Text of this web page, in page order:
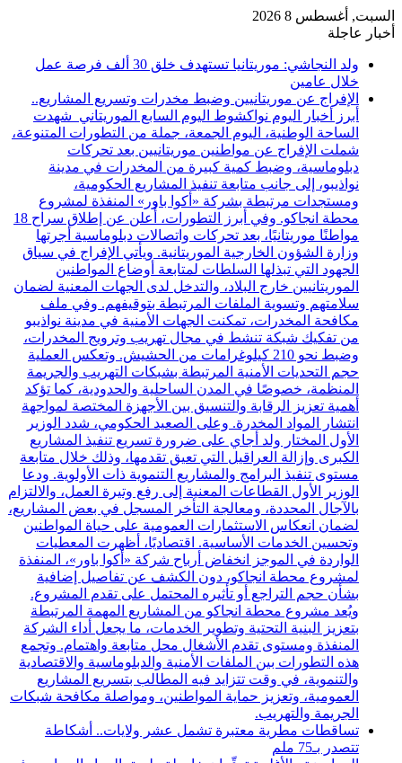
السبت, أغسطس 8 2026
أخبار عاجلة
ولد النجاشي: موريتانيا تستهدف خلق 30 ألف فرصة عمل
خلال عامين
الإفراج عن موريتانيين وضبط مخدرات وتسريع المشاريع..
أبرز أخبار اليوم نواكشوط اليوم السابع الموريتاني شهدت
الساحة الوطنية، اليوم الجمعة، جملة من التطورات المتنوعة،
شملت الإفراج عن مواطنين موريتانيين بعد تحركات
دبلوماسية، وضبط كمية كبيرة من المخدرات في مدينة
نواذيبو، إلى جانب متابعة تنفيذ المشاريع الحكومية،
ومستجدات مرتبطة بشركة «أكوا باور» المنفذة لمشروع
محطة انجاكو. وفي أبرز التطورات، أُعلن عن إطلاق سراح 18
مواطنًا موريتانيًا، بعد تحركات واتصالات دبلوماسية أجرتها
وزارة الشؤون الخارجية الموريتانية. ويأتي الإفراج في سياق
الجهود التي تبذلها السلطات لمتابعة أوضاع المواطنين
الموريتانيين خارج البلاد، والتدخل لدى الجهات المعنية لضمان
سلامتهم وتسوية الملفات المرتبطة بتوقيفهم. وفي ملف
مكافحة المخدرات، تمكنت الجهات الأمنية في مدينة نواذيبو
من تفكيك شبكة تنشط في مجال تهريب وترويج المخدرات،
وضبط نحو 210 كيلوغرامات من الحشيش. وتعكس العملية
حجم التحديات الأمنية المرتبطة بشبكات التهريب والجريمة
المنظمة، خصوصًا في المدن الساحلية والحدودية، كما تؤكد
أهمية تعزيز الرقابة والتنسيق بين الأجهزة المختصة لمواجهة
انتشار المواد المخدرة. وعلى الصعيد الحكومي، شدد الوزير
الأول المختار ولد أجاي على ضرورة تسريع تنفيذ المشاريع
الكبرى وإزالة العراقيل التي تعيق تقدمها، وذلك خلال متابعة
مستوى تنفيذ البرامج والمشاريع التنموية ذات الأولوية. ودعا
الوزير الأول القطاعات المعنية إلى رفع وتيرة العمل، والالتزام
بالآجال المحددة، ومعالجة التأخر المسجل في بعض المشاريع،
لضمان انعكاس الاستثمارات العمومية على حياة المواطنين
وتحسين الخدمات الأساسية. اقتصاديًا، أظهرت المعطيات
الواردة في الموجز انخفاض أرباح شركة «أكوا باور»، المنفذة
لمشروع محطة انجاكو، دون الكشف عن تفاصيل إضافية
بشأن حجم التراجع أو تأثيره المحتمل على تقدم المشروع.
ويُعد مشروع محطة انجاكو من المشاريع المهمة المرتبطة
بتعزيز البنية التحتية وتطوير الخدمات، ما يجعل أداء الشركة
المنفذة ومستوى تقدم الأشغال محل متابعة واهتمام. وتجمع
هذه التطورات بين الملفات الأمنية والدبلوماسية والاقتصادية
والتنموية، في وقت تتزايد فيه المطالب بتسريع المشاريع
العمومية، وتعزيز حماية المواطنين، ومواصلة مكافحة شبكات
الجريمة والتهريب.
تساقطات مطرية معتبرة تشمل عشر ولايات.. أشكاطة
تتصدر بـ75 ملم